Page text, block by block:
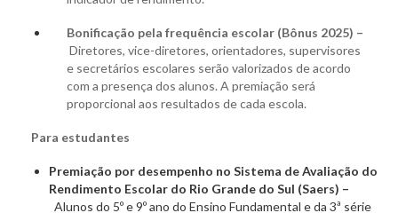
Bonificação pela frequência escolar (Bônus 2025) –
Diretores, vice-diretores, orientadores, supervisores
e secretários escolares serão valorizados de acordo
com a presença dos alunos. A premiação será
proporcional aos resultados de cada escola.
Para estudantes
Premiação por desempenho no Sistema de Avaliação do
Rendimento Escolar do Rio Grande do Sul (Saers) –
Alunos do 5º e 9º ano do Ensino Fundamental e da 3ª série